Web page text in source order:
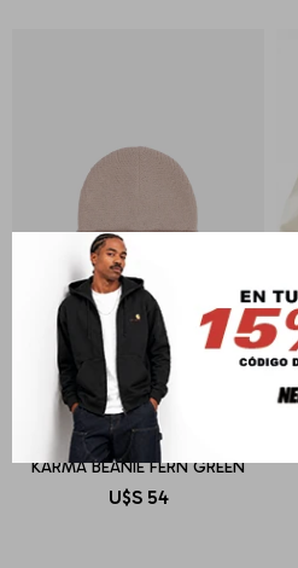
KARMA BEANIE FERN GREEN
U$S 54